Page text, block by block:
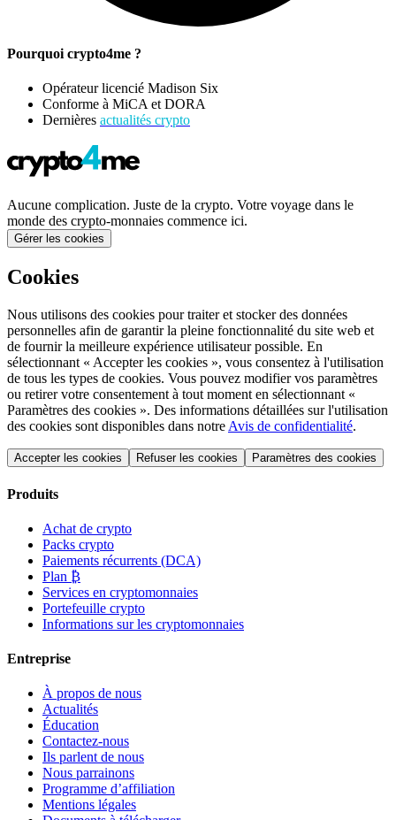
Pourquoi crypto4me ?
Opérateur licencié Madison Six
Conforme à MiCA et DORA
Dernières actualités crypto
Aucune complication. Juste de la crypto. Votre voyage dans le
monde des crypto-monnaies commence ici.
Gérer les cookies
Cookies
Nous utilisons des cookies pour traiter et stocker des données
personnelles afin de garantir la pleine fonctionnalité du site web et
de fournir la meilleure expérience utilisateur possible. En
sélectionnant « Accepter les cookies », vous consentez à l'utilisation
de tous les types de cookies. Vous pouvez modifier vos paramètres
ou retirer votre consentement à tout moment en sélectionnant «
Paramètres des cookies ». Des informations détaillées sur l'utilisation
des cookies sont disponibles dans notre Avis de confidentialité.
Accepter les cookies Refuser les cookies Paramètres des cookies
Produits
Achat de crypto
Packs crypto
Paiements récurrents (DCA)
Plan ₿
Services en cryptomonnaies
Portefeuille crypto
Informations sur les cryptomonnaies
Entreprise
À propos de nous
Actualités
Éducation
Contactez-nous
Ils parlent de nous
Nous parrainons
Programme d’affiliation
Mentions légales